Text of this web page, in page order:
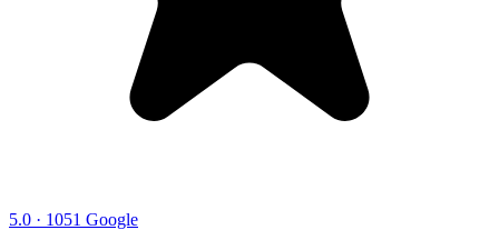
5.0 · 1051 Google